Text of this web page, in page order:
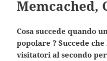
Memcached,
Cosa succede quando
popolare ? Succede
visitatori al secondo